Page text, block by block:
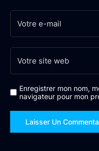
Enregistrer mon nom,
navigateur pour mon